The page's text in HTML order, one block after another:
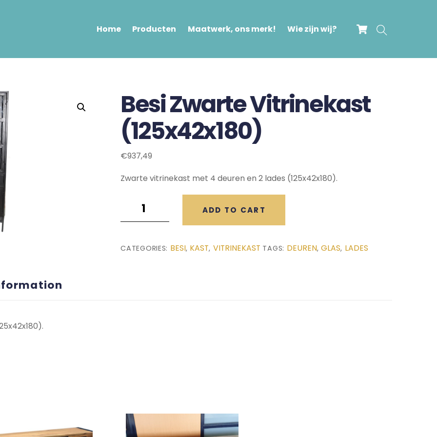
Cart
Home Producten Maatwerk, ons merk! Wie zijn wij?
Besi Zwarte Vitrinekast
(125x42x180)
€937,49
Zwarte vitrinekast met 4 deuren en 2 lades (125x42x180).
Zwarte
Vitrinekast
quantity
ADD TO CART
CATEGORIES: BESI, KAST, VITRINEKAST TAGS: DEUREN,GLAS, LADES